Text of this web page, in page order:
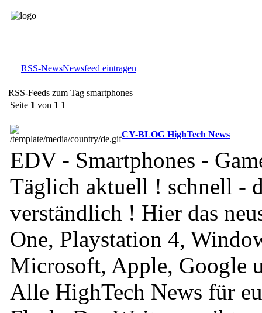
RSS-NewsNewsfeed eintragen
RSS-Feeds zum Tag smartphones
Seite 1 von 1 1
CY-BLOG HighTech News
EDV - Smartphones -
Täglich aktuell ! schnell -
verständlich ! Hier das
One, Playstation 4,
Microsoft, Apple, Google
Alle HighTech News für